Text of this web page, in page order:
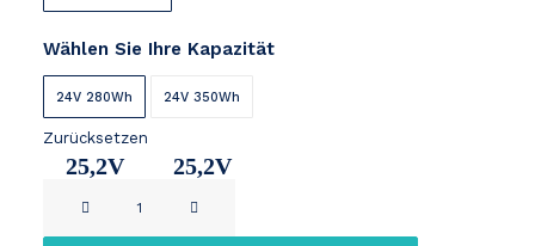
Wählen Sie Ihre Kapazität
24V 280Wh
25,2V
24V 350Wh
25,2V
Zurücksetzen